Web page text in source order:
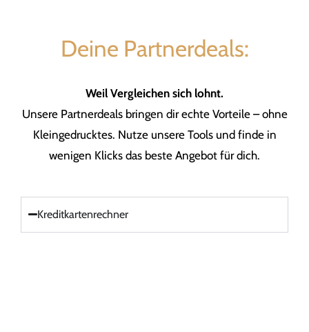
Deine Partnerdeals:
Weil Vergleichen sich lohnt.
Unsere Partnerdeals bringen dir echte Vorteile – ohne
Kleingedrucktes. Nutze unsere Tools und finde in
wenigen Klicks das beste Angebot für dich.
Kreditkartenrechner